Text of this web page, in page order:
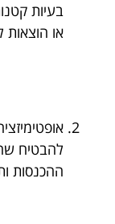
בעיות
או הוצאות
להבטיח
ההכנסות